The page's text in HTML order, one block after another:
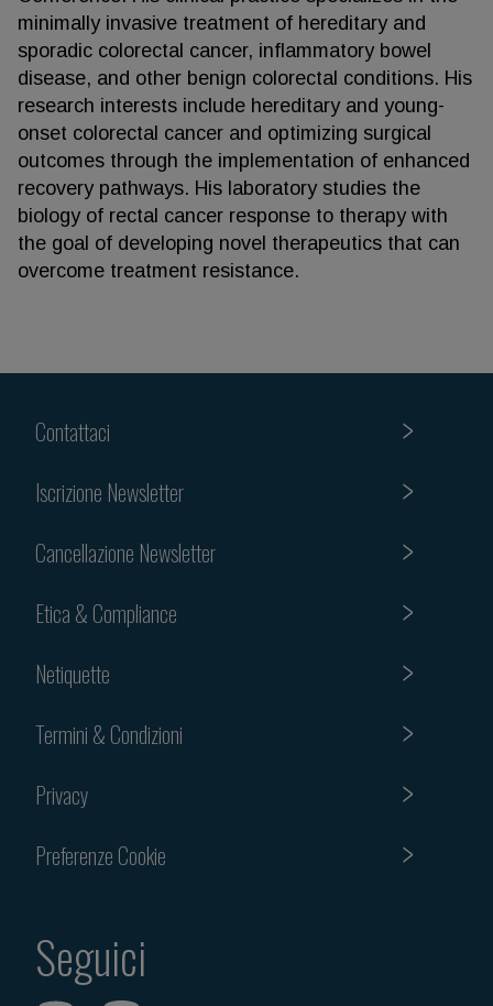
minimally invasive treatment of hereditary and
sporadic colorectal cancer, inflammatory bowel
disease, and other benign colorectal conditions. His
research interests include hereditary and young-
onset colorectal cancer and optimizing surgical
outcomes through the implementation of enhanced
recovery pathways. His laboratory studies the
biology of rectal cancer response to therapy with
the goal of developing novel therapeutics that can
overcome treatment resistance.
Contattaci
Iscrizione Newsletter
Cancellazione Newsletter
Etica & Compliance
Netiquette
Termini & Condizioni
Privacy
Preferenze Cookie
Seguici